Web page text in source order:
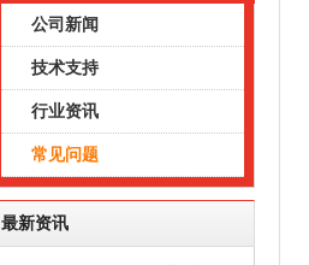
公司新闻
技术支持
行业资讯
常见问题
最新资讯